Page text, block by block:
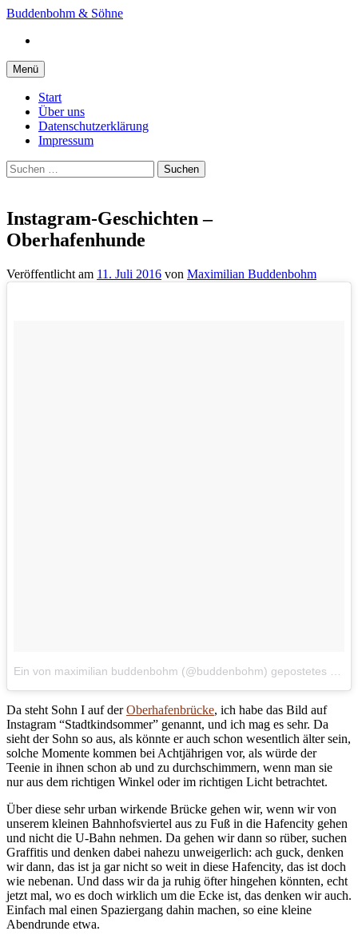
Springe
Inhalt
Buddenbohm & Söhne
Menü
Start
Über uns
Datenschutzerklärung
Impressum
Suchen
nach:
Instagram-Geschichten –
Oberhafenhunde
Veröffentlicht am 11. Juli 2016 von Maximilian Buddenbohm
Da steht Sohn I auf derOberhafenbrücke, ich habe das Bild auf
Instagram “Stadtkindsommer” genannt, und ich mag es sehr. Da
sieht der Sohn so aus, als könnte er auch schon wesentlich älter sein,
solche Momente kommen bei Achtjährigen vor, als würde der
Teenie in ihnen schon ab und zu durchschimmern, wenn man sie
nur aus dem richtigen Winkel oder im richtigen Licht betrachtet.
Über diese sehr urban wirkende Brücke gehen wir, wenn wir von
unserem kleinen Bahnhofsviertel aus zu Fuß in die Hafencity gehen
und nicht die U-Bahn nehmen. Da gehen wir dann so rüber, suchen
Graffitis und denken dabei nahezu unweigerlich: ach guck, denken
wir dann, das ist ja gar nicht so weit in diese Hafencity, das ist doch
wie nebenan. Und dass wir da ja ruhig öfter hingehen könnten, echt
jetzt mal, wo es doch wirklich um die Ecke ist, das denken wir auch.
Einfach mal einen Spaziergang dahin machen, so eine kleine
Abendrunde etwa.